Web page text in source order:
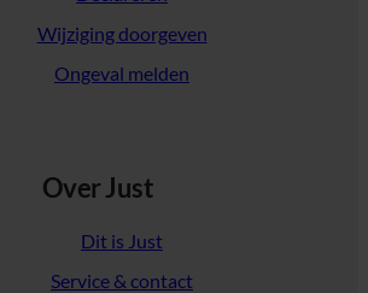
Wijziging doorgeven
Ongeval melden
Over Just
Dit is Just
Service & contact